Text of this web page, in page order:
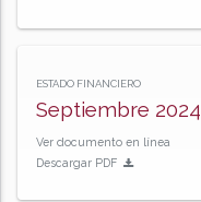
ESTADO FINANCIERO
Septiembre 2024
Ver documento en línea
Descargar PDF